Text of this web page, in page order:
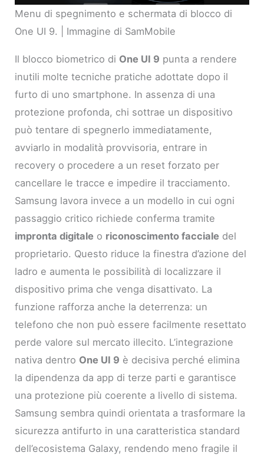
Menu di spegnimento e schermata di blocco di
One UI 9. | Immagine di SamMobile
Il blocco biometrico di One UI 9 punta a rendere
inutili molte tecniche pratiche adottate dopo il
furto di uno smartphone. In assenza di una
protezione profonda, chi sottrae un dispositivo
può tentare di spegnerlo immediatamente,
avviarlo in modalità provvisoria, entrare in
recovery o procedere a un reset forzato per
cancellare le tracce e impedire il tracciamento.
Samsung lavora invece a un modello in cui ogni
passaggio critico richiede conferma tramite
impronta digitale o riconoscimento facciale del
proprietario. Questo riduce la finestra d’azione del
ladro e aumenta le possibilità di localizzare il
dispositivo prima che venga disattivato. La
funzione rafforza anche la deterrenza: un
telefono che non può essere facilmente resettato
perde valore sul mercato illecito. L’integrazione
nativa dentro One UI 9 è decisiva perché elimina
la dipendenza da app di terze parti e garantisce
una protezione più coerente a livello di sistema.
Samsung sembra quindi orientata a trasformare la
sicurezza antifurto in una caratteristica standard
dell’ecosistema Galaxy, rendendo meno fragile il